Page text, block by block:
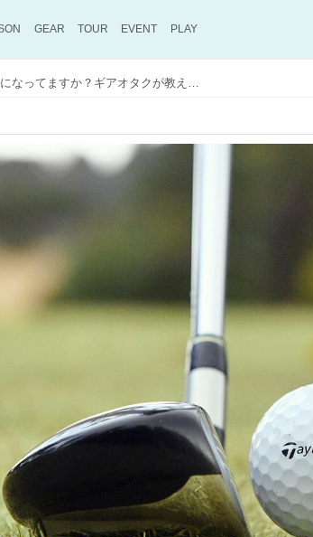
GEAR TOUR EVENT PLAY
本当に「お助けクラブ」になってますか？ギアオタクが教える、ユーティリティこそ気を付けたいシャフトの話